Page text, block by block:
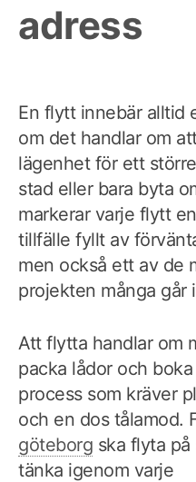
adress
En flytt innebär alltid
om det handlar om
lägenhet för ett
stad eller bara byta
markerar varje flytt
tillfälle fyllt av
men också ett av de
projekten många går
Att flytta handlar om
packa lådor och
process som kräver
och en dos tålamod.
göteborg ska flyta
tänka igenom varje